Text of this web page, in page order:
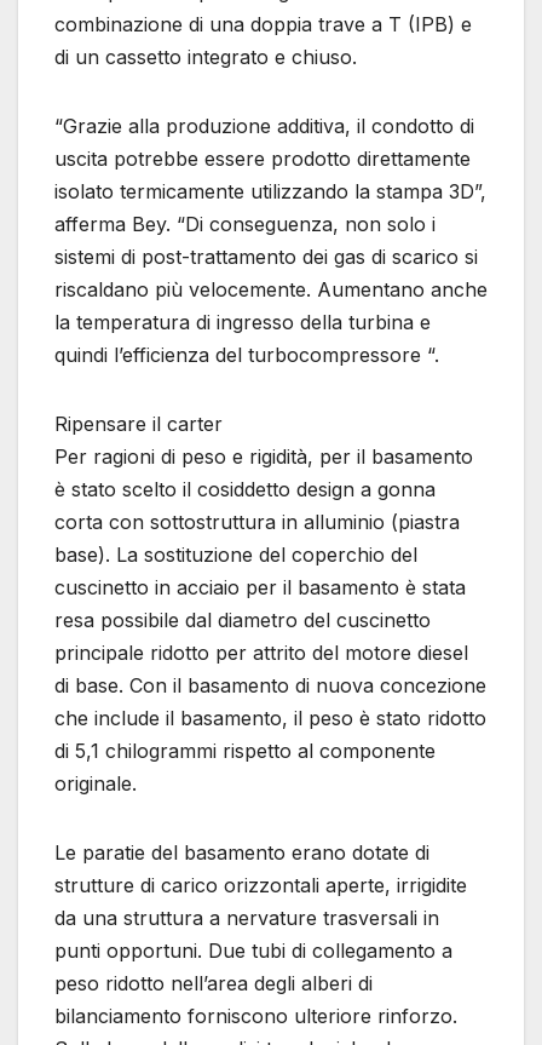
combinazione di una doppia trave a T (IPB) e
di un cassetto integrato e chiuso.
“Grazie alla produzione additiva, il condotto di
uscita potrebbe essere prodotto direttamente
isolato termicamente utilizzando la stampa 3D”,
afferma Bey. “Di conseguenza, non solo i
sistemi di post-trattamento dei gas di scarico si
riscaldano più velocemente. Aumentano anche
la temperatura di ingresso della turbina e
quindi l’efficienza del turbocompressore “.
Ripensare il carter
Per ragioni di peso e rigidità, per il basamento
è stato scelto il cosiddetto design a gonna
corta con sottostruttura in alluminio (piastra
base). La sostituzione del coperchio del
cuscinetto in acciaio per il basamento è stata
resa possibile dal diametro del cuscinetto
principale ridotto per attrito del motore diesel
di base. Con il basamento di nuova concezione
che include il basamento, il peso è stato ridotto
di 5,1 chilogrammi rispetto al componente
originale.
Le paratie del basamento erano dotate di
strutture di carico orizzontali aperte, irrigidite
da una struttura a nervature trasversali in
punti opportuni. Due tubi di collegamento a
peso ridotto nell’area degli alberi di
bilanciamento forniscono ulteriore rinforzo.